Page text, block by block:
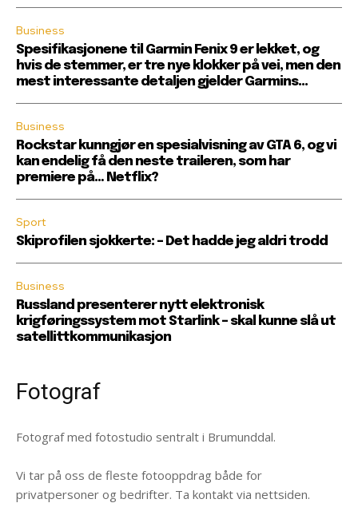
Business
Spesifikasjonene til Garmin Fenix ​​9 er lekket, og
hvis de stemmer, er tre nye klokker på vei, men den
mest interessante detaljen gjelder Garmins...
Business
Rockstar kunngjør en spesialvisning av GTA 6, og vi
kan endelig få den neste traileren, som har
premiere på… Netflix?
Sport
Skiprofilen sjokkerte: – Det hadde jeg aldri trodd
Business
Russland presenterer nytt elektronisk
krigføringssystem mot Starlink – skal kunne slå ut
satellittkommunikasjon
Fotograf
Fotograf med fotostudio sentralt i Brumunddal.
Vi tar på oss de fleste fotooppdrag både for
privatpersoner og bedrifter. Ta kontakt via nettsiden.